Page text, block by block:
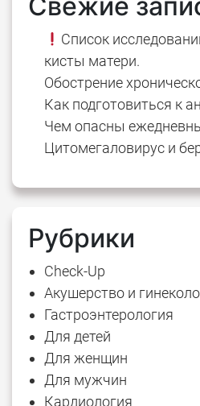
Список
кисты матери.
Обострение
Как подготовиться к
Чем опасны
Цитомегаловирус и
Рубрики
Check-Up
Акушерство и
Гастроэнтерология
Для детей
Для женщин
Для мужчин
Кардиология